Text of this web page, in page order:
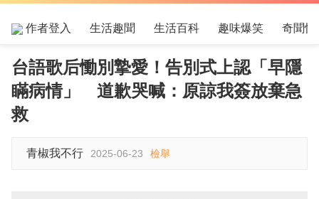
作者登入 生活趣聞 生活百科 趣味爆笑 奇聞怪
台語歌后慟別摯愛！告別式上認「早隱
瞞病情」 道歉哭喊：原諒我簽放棄急
救
青椒我不行 2025-06-23 檢舉